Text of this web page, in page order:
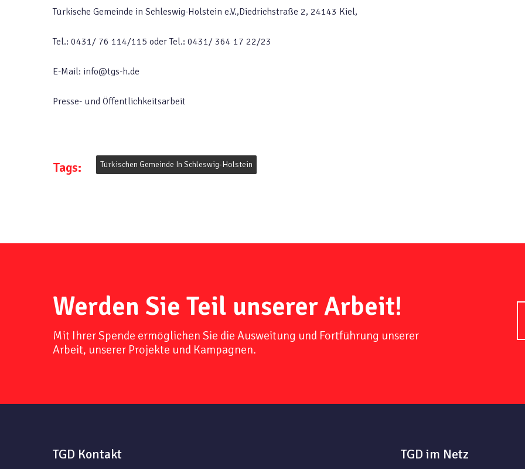
Türkische Gemeinde in Schleswig-Holstein e.V.,Diedrichstraße 2, 24143 Kiel,
Tel.: 0431/ 76 114/115 oder Tel.: 0431/ 364 17 22/23
E-Mail: info@tgs-h.de
Presse- und Öffentlichkeitsarbeit
Tags: Türkischen Gemeinde In Schleswig-Holstein
Werden Sie Teil unserer Arbeit!
Mit Ihrer Spende ermöglichen Sie die Ausweitung und Fortführung unserer
Arbeit, unserer Projekte und Kampagnen.
TGD Kontakt TGD im Netz